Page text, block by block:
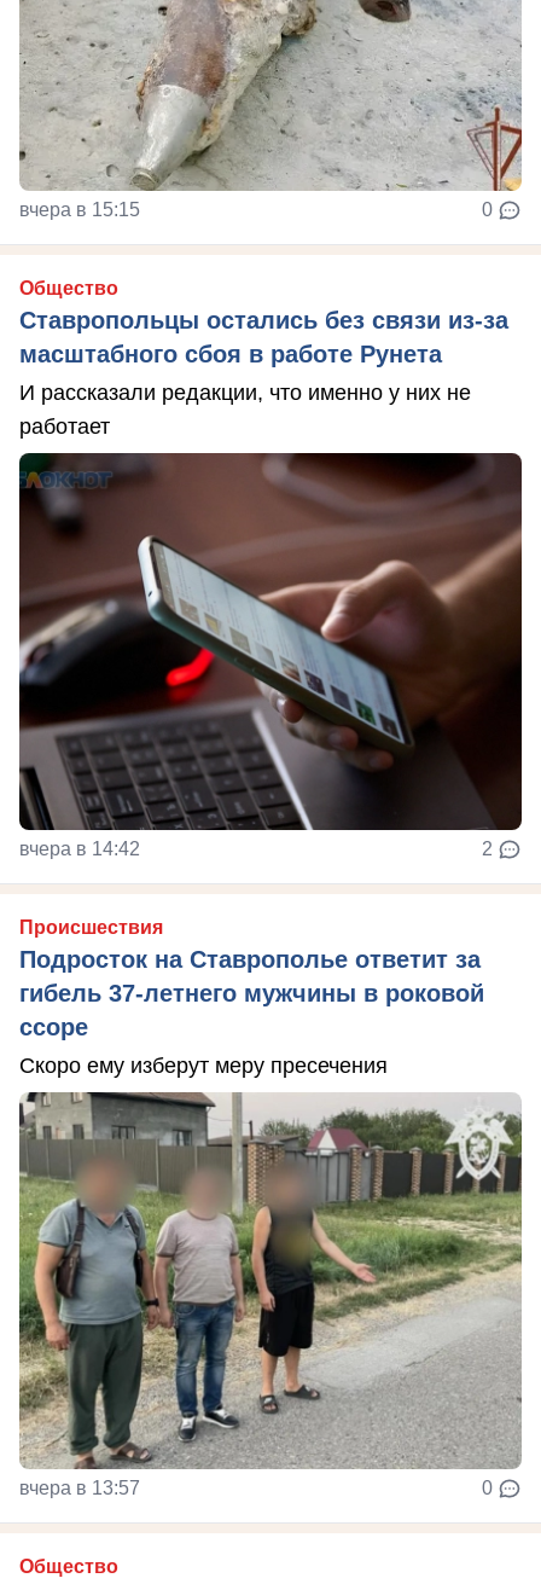
вчера в 15:15 0
Общество
Ставропольцы остались без связи из-за
масштабного сбоя в работе Рунета
И рассказали редакции, что именно у них не
работает
вчера в 14:42 2
Происшествия
Подросток на Ставрополье ответит за
гибель 37-летнего мужчины в роковой
ссоре
Скоро ему изберут меру пресечения
вчера в 13:57 0
Общество